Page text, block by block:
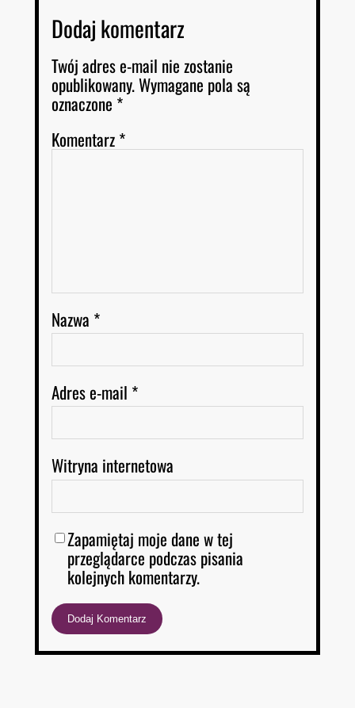
Dodaj komentarz
Twój adres e-mail nie zostanie
opublikowany.Wymagane pola są
oznaczone *
Komentarz*
Nazwa *
Adres e-mail *
Witryna internetowa
Zapamiętaj moje dane w tej
przeglądarce podczas pisania
kolejnych komentarzy.